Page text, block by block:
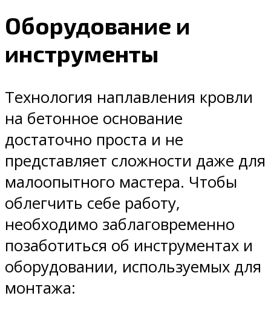
Оборудование и
инструменты
Технология наплавления кровли
на бетонное основание
достаточно проста и не
представляет сложности даже для
малоопытного мастера. Чтобы
облегчить себе работу,
необходимо заблаговременно
позаботиться об инструментах и
оборудовании, используемых для
монтажа: